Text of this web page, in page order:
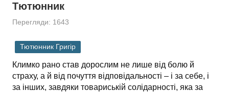
Тютюнник
Перегляди: 1643
Тютюнник Григір
Климко рано став дорослим не лише від болю й
страху, а й від почуття відповідальності – і за себе, і
за інших, завдяки товариській солідарності, яка за